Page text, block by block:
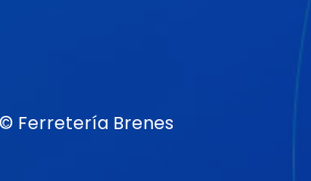
Ferretería Brenes